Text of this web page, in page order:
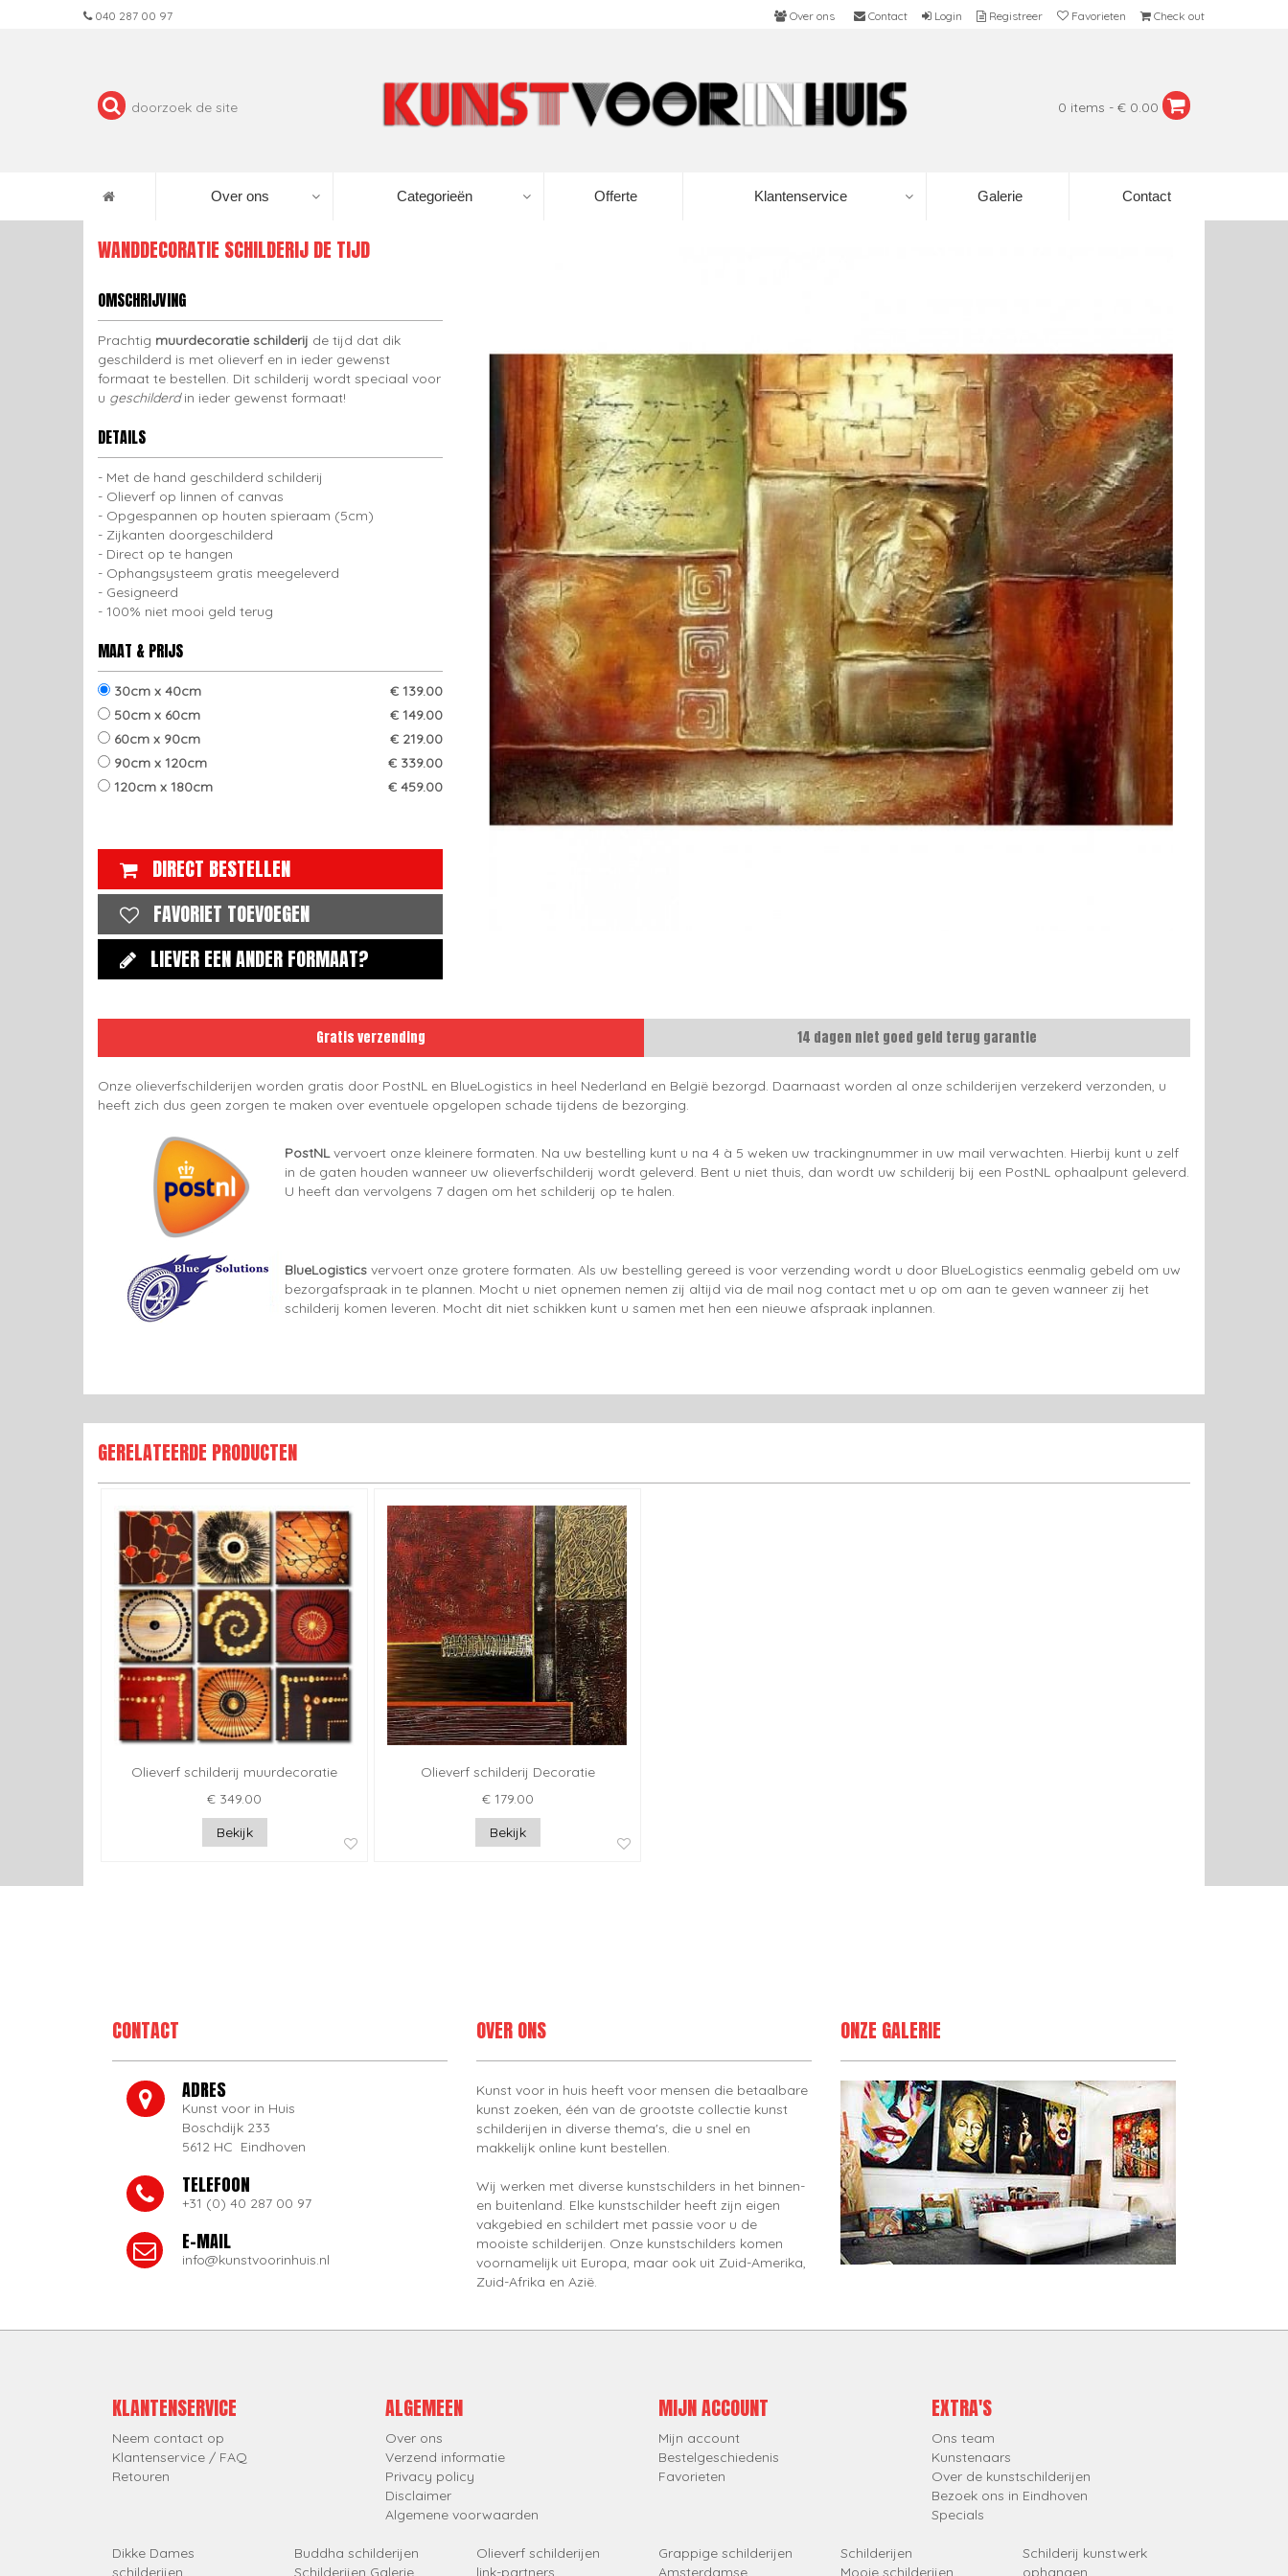
040 287 00 97 Over ons Contact Login Registreer Favorieten Check out
0 items - € 0.00
Over ons Categorieën Offerte Klantenservice Galerie Contact
WANDDECORATIE SCHILDERIJ DE TIJD
OMSCHRIJVING
Prachtig muurdecoratie schilderij de tijd dat dik
geschilderd is met olieverf en in ieder gewenst
formaat te bestellen. Dit schilderij wordt speciaal voor
u geschilderdin ieder gewenst formaat!
DETAILS
Met de hand geschilderd schilderij
Olieverf op linnen of canvas
Opgespannen op houten spieraam (5cm)
Zijkanten doorgeschilderd
Direct op te hangen
Ophangsysteem gratis meegeleverd
Gesigneerd
100% niet mooi geld terug
MAAT & PRIJS
30cm x 40cm
€ 139.00
50cm x 60cm
€ 149.00
60cm x 90cm
€ 219.00
90cm x 120cm
€ 339.00
120cm x 180cm
€ 459.00
DIRECT BESTELLEN
FAVORIET TOEVOEGEN
LIEVER EEN ANDER FORMAAT?
Gratis verzending 14 dagen niet goed geld terug garantie
Onze olieverfschilderijen worden gratis door PostNL en BlueLogistics in heel Nederland en België bezorgd. Daarnaast worden al onze schilderijen verzekerd verzonden, u
heeft zich dus geen zorgen te maken over eventuele opgelopen schade tijdens de bezorging.
PostNLvervoert onze kleinere formaten. Na uw bestelling kunt u na 4 à 5 weken uw trackingnummer in uw mail verwachten. Hierbij kunt u zelf
in de gaten houden wanneer uw olieverfschilderij wordt geleverd. Bent u niet thuis, dan wordt uw schilderij bij een PostNL ophaalpunt geleverd.
U heeft dan vervolgens 7 dagen om het schilderij op te halen.
BlueLogistics vervoert onze grotere formaten. Als uw bestelling gereed is voor verzending wordt u door BlueLogistics eenmalig gebeld om uw
bezorgafspraak in te plannen. Mocht u niet opnemen nemen zij altijd via de mail nog contact met u op om aan te geven wanneer zij het
schilderij komen leveren. Mocht dit niet schikken kunt u samen met hen een nieuwe afspraak inplannen.
GERELATEERDE PRODUCTEN
Olieverf schilderij muurdecoratie
€ 349.00
Bekijk
Olieverf schilderij Decoratie
€ 179.00
Bekijk
CONTACT
ADRES
Kunst voor in Huis
Boschdijk 233
5612 HC Eindhoven
TELEFOON
+31 (0) 40 287 00 97
E-MAIL
info@kunstvoorinhuis.nl
OVER ONS
Kunst voor in huis heeft voor mensen die betaalbare
kunst zoeken, één van de grootste collectie kunst
schilderijen in diverse thema's, die u snel en
makkelijk online kunt bestellen.
Wij werken met diverse kunstschilders in het binnen-
en buitenland. Elke kunstschilder heeft zijn eigen
vakgebied en schildert met passie voor u de
mooiste schilderijen. Onze kunstschilders komen
voornamelijk uit Europa, maar ook uit Zuid-Amerika,
Zuid-Afrika en Azië.
ONZE GALERIE
KLANTENSERVICE
Neem contact op
Klantenservice / FAQ
Retouren
ALGEMEEN
Over ons
Verzend informatie
Privacy policy
Disclaimer
Algemene voorwaarden
MIJN ACCOUNT
Mijn account
Bestelgeschiedenis
Favorieten
EXTRA'S
Ons team
Kunstenaars
Over de kunstschilderijen
Bezoek ons in Eindhoven
Specials
Dikke Dames
schilderijen
Buddha schilderijen
Schilderijen Galerie
Olieverf schilderijen
link-partners
Grappige schilderijen
Amsterdamse
Schilderijen
Mooie schilderijen
Schilderij kunstwerk
ophangen